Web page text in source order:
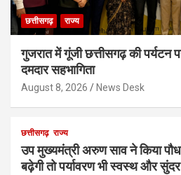
छत्तीसगढ़ राज्य
गुजरात में गूंजी छत्तीसगढ़ की पर्यटन
दमदार सहभागिता
August 8, 2026 News Desk
छत्तीसगढ़ राज्य
उप मुख्यमंत्री अरुण साव ने किया
बढ़ेगी तो पर्यावरण भी स्वस्थ और